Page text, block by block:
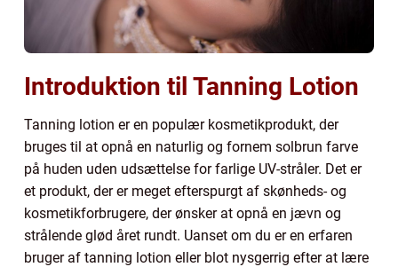
Introduktion til Tanning Lotion
Tanning lotion er en populær kosmetikprodukt, der
bruges til at opnå en naturlig og fornem solbrun farve
på huden uden udsættelse for farlige UV-stråler. Det er
et produkt, der er meget efterspurgt af skønheds- og
kosmetikforbrugere, der ønsker at opnå en jævn og
strålende glød året rundt. Uanset om du er en erfaren
bruger af tanning lotion eller blot nysgerrig efter at lære